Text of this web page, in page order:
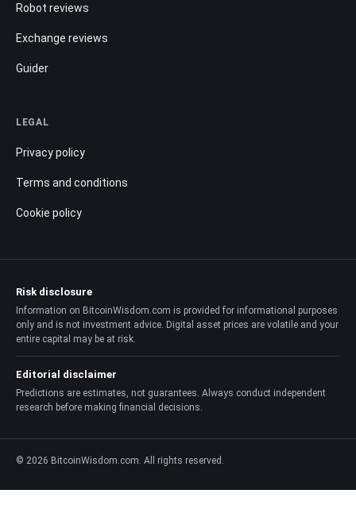
Robot reviews
Exchange reviews
Guider
LEGAL
Privacy policy
Terms and conditions
Cookie policy
Risk disclosure
Information on BitcoinWisdom.com is provided for informational purposes
only and is not investment advice. Digital asset prices are volatile and your
entire capital may be at risk.
Editorial disclaimer
Predictions are estimates, not guarantees. Always conduct independent
research before making financial decisions.
© 2026 BitcoinWisdom.com. All rights reserved.